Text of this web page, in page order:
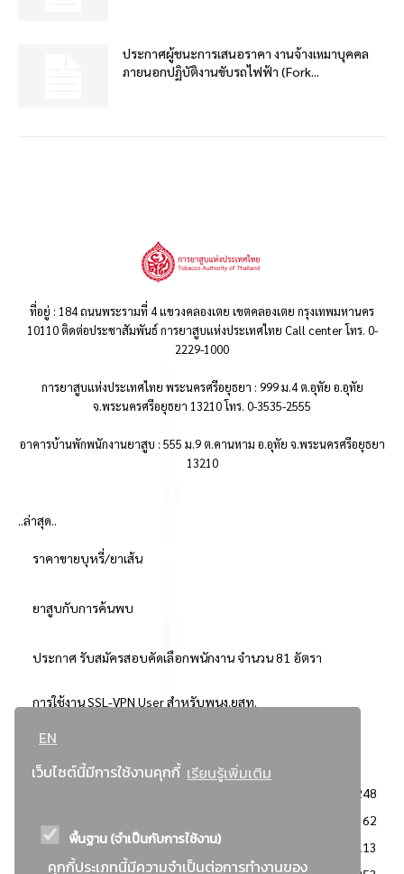
EN
เว็บไซต์นี้มีการใช้งานคุกกี้ เรียนรู้เพิ่มเติม
พื้นฐาน (จำเป็นกับการใช้งาน)
คุกกี้ประเภทนี้มีความจำเป็นต่อการทำงานของ
ประกาศผู้ชนะการเสนอราคา งานจ้างเหมาบุคคล
ภายนอกปฏิบัติงานขับรถไฟฟ้า (Fork...
ที่อยู่ : 184 ถนนพระรามที่ 4 แขวงคลองเตย เขตคลองเตย กรุงเทพมหานคร
10110 ติดต่อประชาสัมพันธ์ การยาสูบแห่งประเทศไทย Call center โทร. 0-
2229-1000
การยาสูบแห่งประเทศไทย พระนครศรีอยุธยา : 999 ม.4 ต.อุทัย อ.อุทัย
จ.พระนครศรีอยุธยา 13210 โทร. 0-3535-2555
อาคารบ้านพักพนักงานยาสูบ : 555 ม.9 ต.คานหาม อ.อุทัย จ.พระนครศรีอยุธยา
13210
..ล่าสุด..
ราคาขายบุหรี่/ยาเส้น
ยาสูบกับการค้นพบ
ประกาศ รับสมัครสอบคัดเลือกพนักงาน จำนวน 81 อัตรา
การใช้งาน SSL-VPN User สำหรับพนง.ยสท.
..ยอดนิยม..
3248
2362
: วิธีเฉพาะเจาะจง
2113